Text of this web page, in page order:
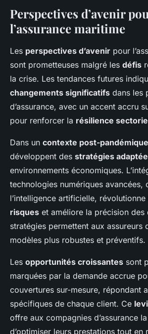
Perspectives d’avenir
l’assurance maritime
Les perspectives d’avenir pour
sont prometteuses malgré les défis
la crise. Les tendances futures
changements significatifs dans les
d’assurance, avec un accent accru
pour renforcer la résilience
Dans un contexte post-pandémique
développent des stratégies
environnements économiques.
technologies numériques avancées,
l’intelligence artificielle, révolutionne
risques et améliore la précision des
stratégies permettent aux assureurs
modèles plus robustes et préventifs.
Les opportunités croissantes sont
marquées par la demande accrue
couvertures sur-mesure, répondant
spécifiques de chaque client. Ce
offre aux compagnies d’assurance
d’optimiser leurs prestations tout en